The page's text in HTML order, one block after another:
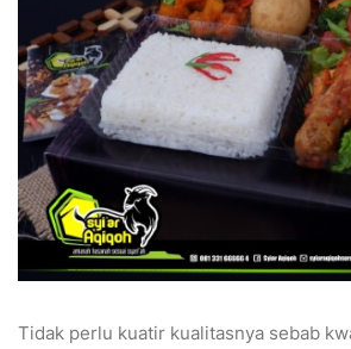
Tidak perlu kuatir kualitasnya sebab